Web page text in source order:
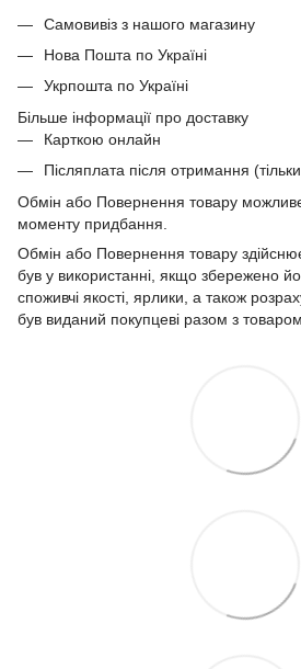
Самовивіз з нашого магазину
Нова Пошта по Україні
Укрпошта по Україні
Більше інформації про доставку
Карткою онлайн
Післяплата після отримання
Обмін або Повернення товару
моменту придбання.
Обмін або Повернення товару
був у використанні, якщо збережено
споживчі якості, ярлики, а також
був виданий покупцеві разом з